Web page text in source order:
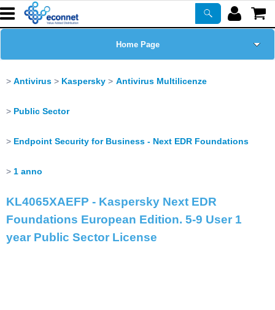
Home Page
Corsi
Certificazioni
Newsletter
Antivirus Kaspersky Antivirus Multilicenze
Public Sector
Endpoint Security for Business - Next EDR Foundations
1 anno
KL4065XAEFP - Kaspersky Next EDR
Foundations European Edition. 5-9 User 1
year Public Sector License